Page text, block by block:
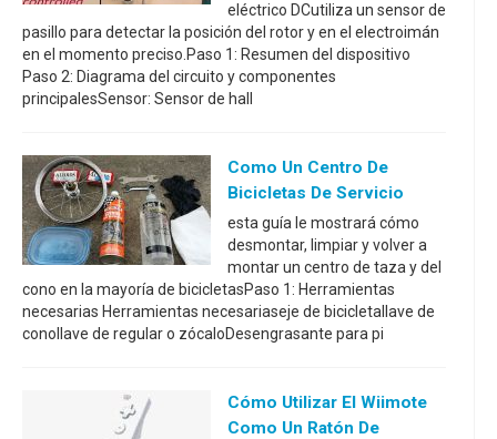
eléctrico DCutiliza un sensor de
pasillo para detectar la posición del rotor y en el electroimán
en el momento preciso.Paso 1: Resumen del dispositivo
Paso 2: Diagrama del circuito y componentes
principalesSensor: Sensor de hall
Como Un Centro De
Bicicletas De Servicio
esta guía le mostrará cómo
desmontar, limpiar y volver a
montar un centro de taza y del
cono en la mayoría de bicicletasPaso 1: Herramientas
necesarias Herramientas necesariaseje de bicicletallave de
conollave de regular o zócaloDesengrasante para pi
Cómo Utilizar El Wiimote
Como Un Ratón De